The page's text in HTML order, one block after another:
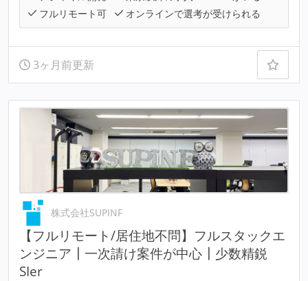
フルリモート可
オンラインで選考が受けられる
3ヶ月前更新
株式会社SUPINF
【フルリモート/居住地不問】フルスタックエ
ンジニア┃一次請け案件が中心┃少数精鋭
SIer